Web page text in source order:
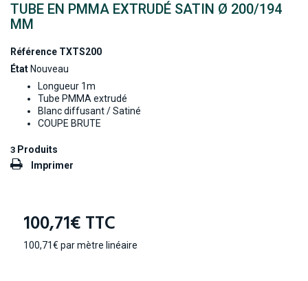
TUBE EN PMMA EXTRUDÉ SATIN Ø 200/194
MM
Référence TXTS200
État Nouveau
Longueur 1m
Tube PMMA extrudé
Blanc diffusant / Satiné
COUPE BRUTE
3 Produits
Imprimer
100,71€TTC
100,71€ par mètre linéaire